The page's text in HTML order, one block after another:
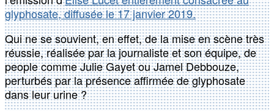
glyphosate, diffusée le 17 janvier 2019.
Qui ne se souvient, en effet, de la mise en scène très
réussie, réalisée par la journaliste et son équipe, de
people comme Julie Gayet ou Jamel Debbouze,
perturbés par la présence affirmée de glyphosate
dans leur urine ?